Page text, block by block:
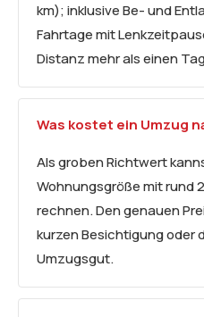
km); inklusive Be- und
Fahrtage mit
Distanz mehr als einen
Was kostet ein Umzug
Als groben Richtwert
Wohnungsgröße mit rund
rechnen. Den genauen
kurzen Besichtigung oder
Umzugsgut.